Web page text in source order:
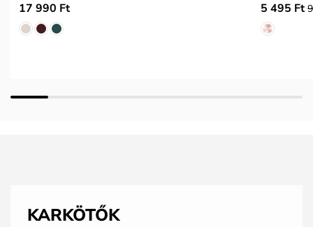
17 990 Ft 5 495 Ft
KARKÖTŐK